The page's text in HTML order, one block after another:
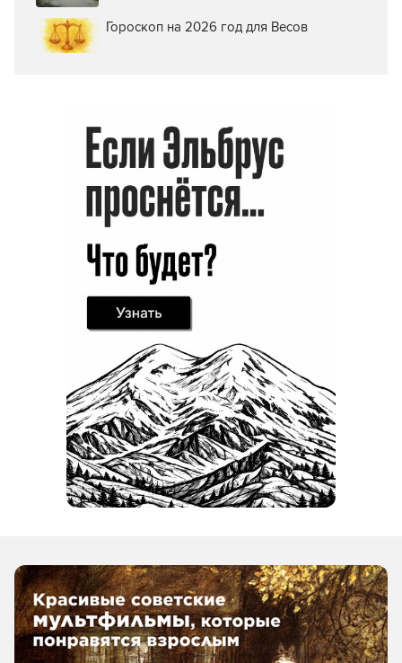
Гороскоп на 2026 год для Весов